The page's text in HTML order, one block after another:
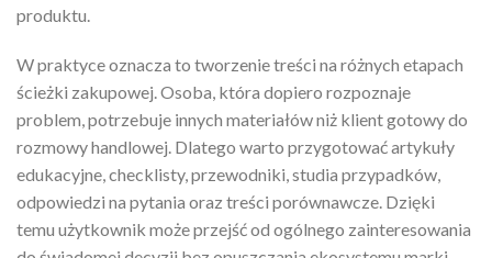
produktu.
W praktyce oznacza to tworzenie treści na różnych etapach
ścieżki zakupowej. Osoba, która dopiero rozpoznaje
problem, potrzebuje innych materiałów niż klient gotowy do
rozmowy handlowej. Dlatego warto przygotować artykuły
edukacyjne, checklisty, przewodniki, studia przypadków,
odpowiedzi na pytania oraz treści porównawcze. Dzięki
temu użytkownik może przejść od ogólnego zainteresowania